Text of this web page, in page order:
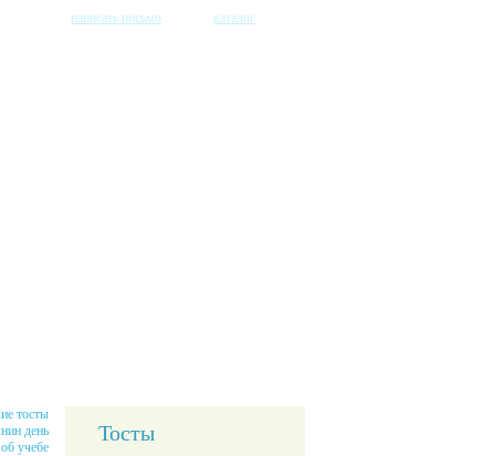
написать письмо каталог
тосты
день
учебе
Тосты